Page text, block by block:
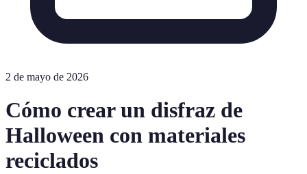
2 de mayo de 2026
Cómo crear un disfraz de
Halloween con materiales
reciclados